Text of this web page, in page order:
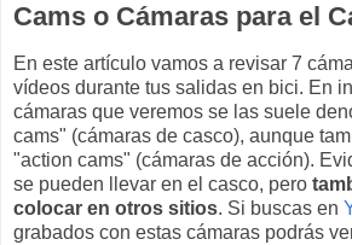
Cams o Cámaras para el
En este artículo vamos a revisar 7
vídeos durante tus salidas en bici. En
cámaras que veremos se las suele
cams" (cámaras de casco), aunque
"action cams" (cámaras de acción).
se pueden llevar en el casco, pero
colocar en otros sitios. Si buscas en
grabados con estas cámaras podrás